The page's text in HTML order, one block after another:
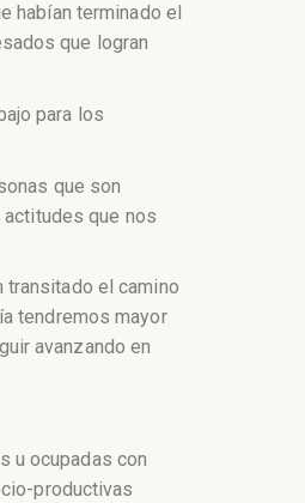
habían terminado el
que logran
para los
que son
que nos
transitado el camino
tendremos mayor
avanzando en
u ocupadas con
productivas